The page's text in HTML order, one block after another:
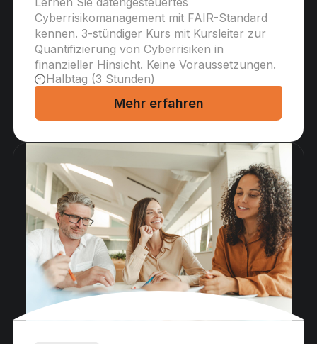
Cyberrisikomanagement mit FAIR-Standard
kennen. 3-stündiger Kurs mit Kursleiter zur
Quantifizierung von Cyberrisiken in
finanzieller Hinsicht. Keine Voraussetzungen.
Halbtag (3 Stunden)
Mehr erfahren